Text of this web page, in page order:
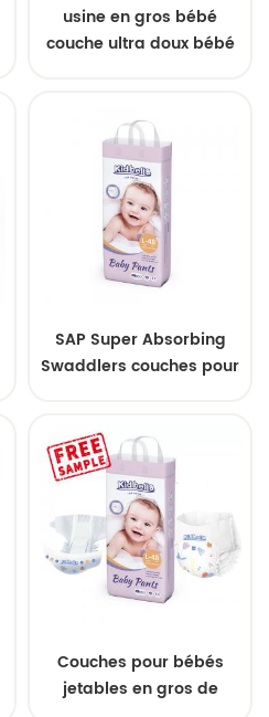
usine en gros bébé
couche ultra doux bébé
SAP Super Absorbing
Swaddlers couches pour
Couches pour bébés
jetables en gros de